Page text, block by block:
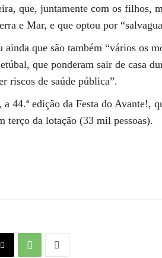
que, juntamente com os filhos,
e Mar, e que optou por
que são também “vários os
que ponderam sair de casa
riscos de saúde pública”.
44.ª edição da Festa do Avante!,
terço da lotação (33 mil pessoas).